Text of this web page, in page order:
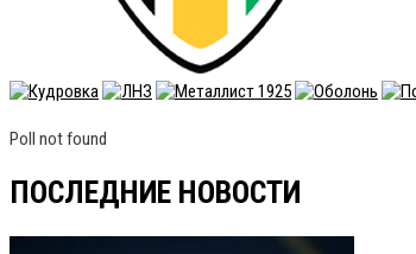
Poll not found
ПОСЛЕДНИЕ НОВОСТИ